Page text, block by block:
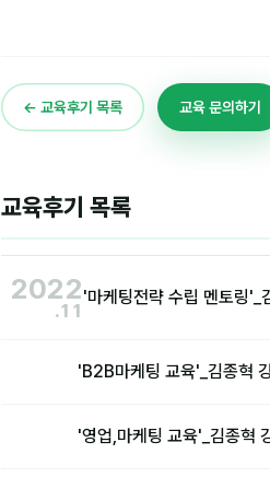
← 교육후기 목록 교육 문의하기
교육후기 목록
2022
.11
'마케팅전략 수립 멘토링'_
'B2B마케팅 교육'_김종혁
'영업,마케팅 교육'_김종혁